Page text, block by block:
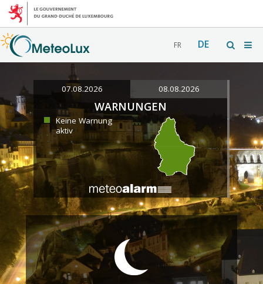
FR DE
07.08.2026 08.08.2026
WARNUNGEN
Keine Warnung
aktiv